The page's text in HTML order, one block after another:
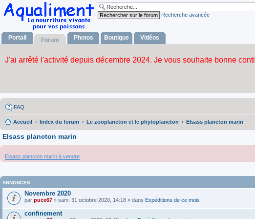
Recherche avancée
Portail Forum Photos Boutique Vidéos
FAQ
Accueil Index du forum Le zooplancton et le phytoplancton Elsass plancton marin
Elsass plancton marin
Elsass plancton marin à vendre
ANNONCES
Novembre 2020
par puce67 » sam. 31 octobre 2020, 14:18 » dans Expéditions de ce mois
confinement